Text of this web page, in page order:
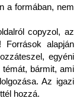
a formában, nem
copyzol, az
alapján
egyéni
bármit, ami
Az igazi
hozzá.